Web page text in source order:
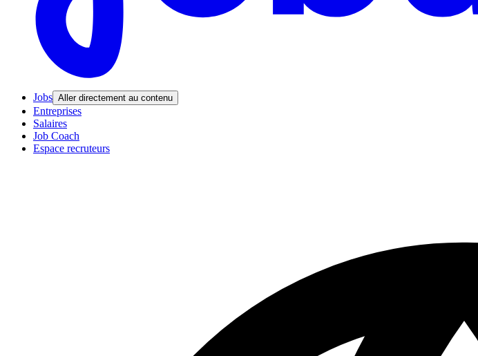
Jobs Aller directement au contenu
Entreprises
Salaires
Job Coach
Espace recruteurs